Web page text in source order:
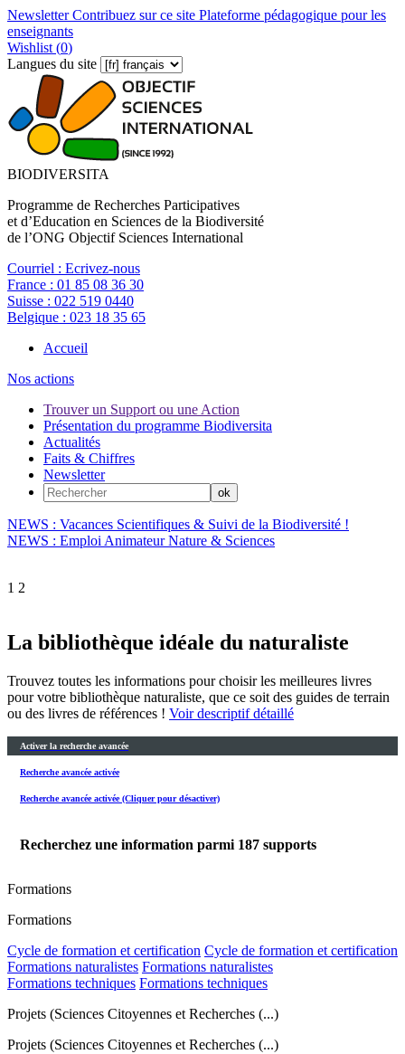
NewsletterContribuez sur ce site Plateforme pédagogique pour les
enseignants
Wishlist (0)
Langues du site
BIODIVERSITA
Programme de Recherches Participatives
et d’Education en Sciences de la Biodiversité
de l’ONG Objectif Sciences International
Courriel : Ecrivez-nous
France : 01 85 08 36 30
Suisse : 022 519 0440
Belgique : 023 18 35 65
Accueil
Nos actions
Trouver un Support ou une Action
Présentation du programme Biodiversita
Actualités
Faits & Chiffres
Newsletter
NEWS : Vacances Scientifiques & Suivi de la Biodiversité !
NEWS : Emploi Animateur Nature & Sciences
1 2
La bibliothèque idéale du naturaliste
Trouvez toutes les informations pour choisir les meilleures livres
pour votre bibliothèque naturaliste, que ce soit des guides de terrain
ou des livres de références ! Voir descriptif détaillé
Activer la recherche avancée
Recherche avancée activée
Recherche avancée activée (Cliquer pour désactiver)
Recherchez une information parmi 187 supports
Formations
Formations
Cycle de formation et certification Cycle de formation et certification
Formations naturalistes Formations naturalistes
Formations techniques Formations techniques
Projets (Sciences Citoyennes et Recherches (...)
Projets (Sciences Citoyennes et Recherches (...)